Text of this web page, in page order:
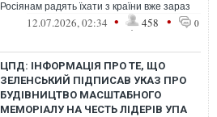
Росіянам радять їхати з країни вже зараз
12.07.2026, 02:34 • 458 • 0
ЦПД: ІНФОРМАЦІЯ ПРО ТЕ, ЩО
ЗЕЛЕНСЬКИЙ ПІДПИСАВ УКАЗ ПРО
БУДІВНИЦТВО МАСШТАБНОГО
МЕМОРІАЛУ НА ЧЕСТЬ ЛІДЕРІВ УПА